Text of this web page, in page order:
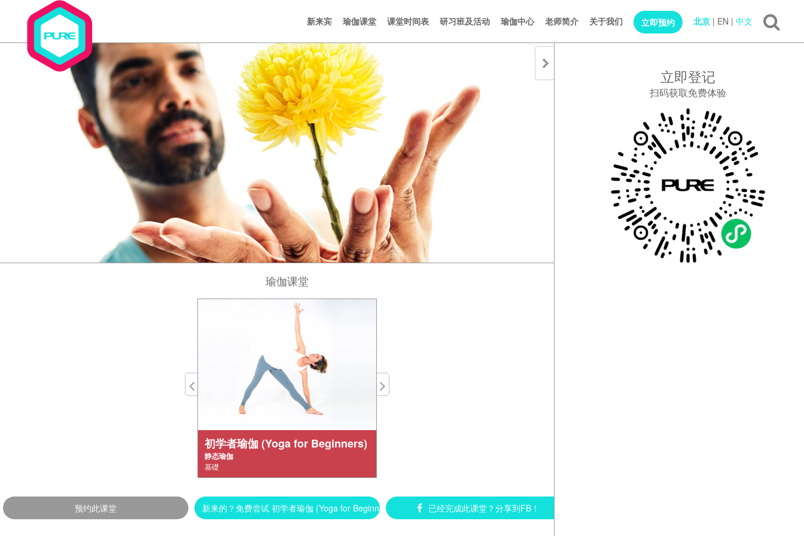
立即登记
扫码获取免费体验
EN | 中文
北京 |
新来宾 瑜伽课堂 课堂时间表 研习班及活动 瑜伽中心 老师简介 关于我们 立即预约
瑜伽课堂
初学者瑜伽 (Yoga for Beginners)
静态瑜伽
基礎
预约此课堂 新来的？免费尝试 初学者瑜伽 (Yoga for Beginners) ► 已经完成此课堂？分享到FB！